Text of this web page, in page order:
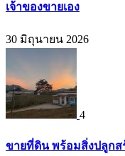
เจ้าของขายเอง
30 มิถุนายน 2026
4
ขายที่ดิน พร้อมสิ่งปลูกส